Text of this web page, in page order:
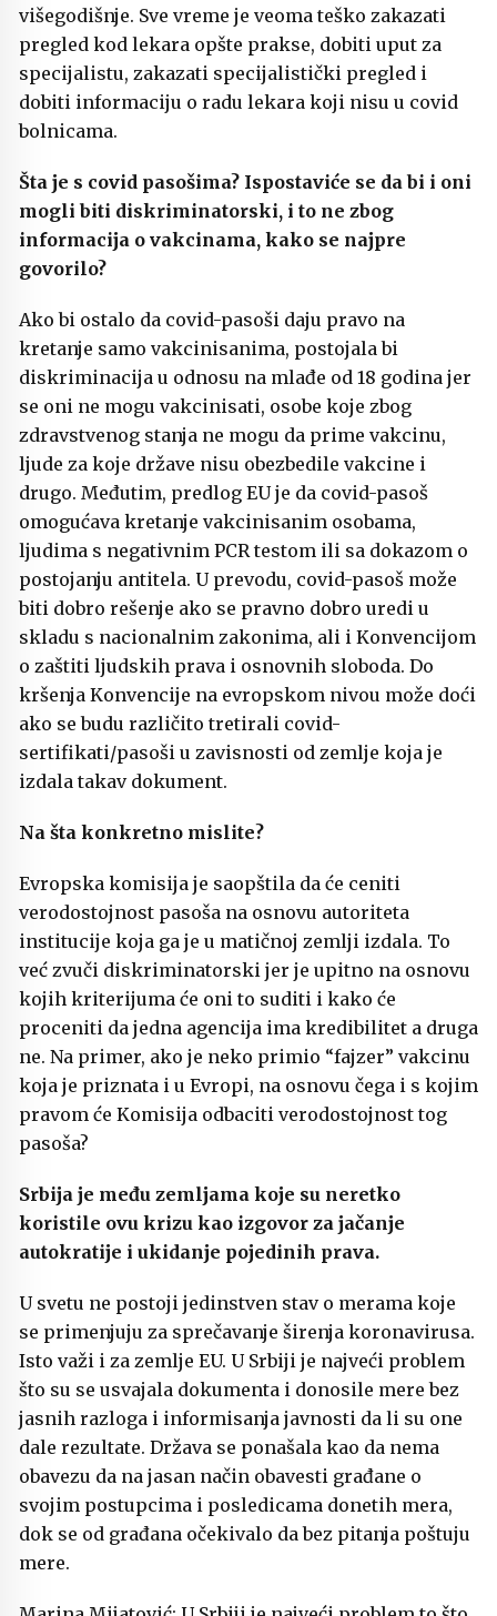
višegodišnje. Sve vreme je veoma teško zakazati
pregled kod lekara opšte prakse, dobiti uput za
specijalistu, zakazati specijalistički pregled i
dobiti informaciju o radu lekara koji nisu u covid
bolnicama.
Šta je s covid pasošima? Ispostaviće se da bi i oni
mogli biti diskriminatorski, i to ne zbog
informacija o vakcinama, kako se najpre
govorilo?
Ako bi ostalo da covid-pasoši daju pravo na
kretanje samo vakcinisanima, postojala bi
diskriminacija u odnosu na mlađe od 18 godina jer
se oni ne mogu vakcinisati, osobe koje zbog
zdravstvenog stanja ne mogu da prime vakcinu,
ljude za koje države nisu obezbedile vakcine i
drugo. Međutim, predlog EU je da covid-pasoš
omogućava kretanje vakcinisanim osobama,
ljudima s negativnim PCR testom ili sa dokazom o
postojanju antitela. U prevodu, covid-pasoš može
biti dobro rešenje ako se pravno dobro uredi u
skladu s nacionalnim zakonima, ali i Konvencijom
o zaštiti ljudskih prava i osnovnih sloboda. Do
kršenja Konvencije na evropskom nivou može doći
ako se budu različito tretirali covid-
sertifikati/pasoši u zavisnosti od zemlje koja je
izdala takav dokument.
Na šta konkretno mislite?
Evropska komisija je saopštila da će ceniti
verodostojnost pasoša na osnovu autoriteta
institucije koja ga je u matičnoj zemlji izdala. To
već zvuči diskriminatorski jer je upitno na osnovu
kojih kriterijuma će oni to suditi i kako će
proceniti da jedna agencija ima kredibilitet a druga
ne. Na primer, ako je neko primio “fajzer” vakcinu
koja je priznata i u Evropi, na osnovu čega i s kojim
pravom će Komisija odbaciti verodostojnost tog
pasoša?
Srbija je među zemljama koje su neretko
koristile ovu krizu kao izgovor za jačanje
autokratije i ukidanje pojedinih prava.
U svetu ne postoji jedinstven stav o merama koje
se primenjuju za sprečavanje širenja koronavirusa.
Isto važi i za zemlje EU. U Srbiji je najveći problem
što su se usvajala dokumenta i donosile mere bez
jasnih razloga i informisanja javnosti da li su one
dale rezultate. Država se ponašala kao da nema
obavezu da na jasan način obavesti građane o
svojim postupcima i posledicama donetih mera,
dok se od građana očekivalo da bez pitanja poštuju
mere.